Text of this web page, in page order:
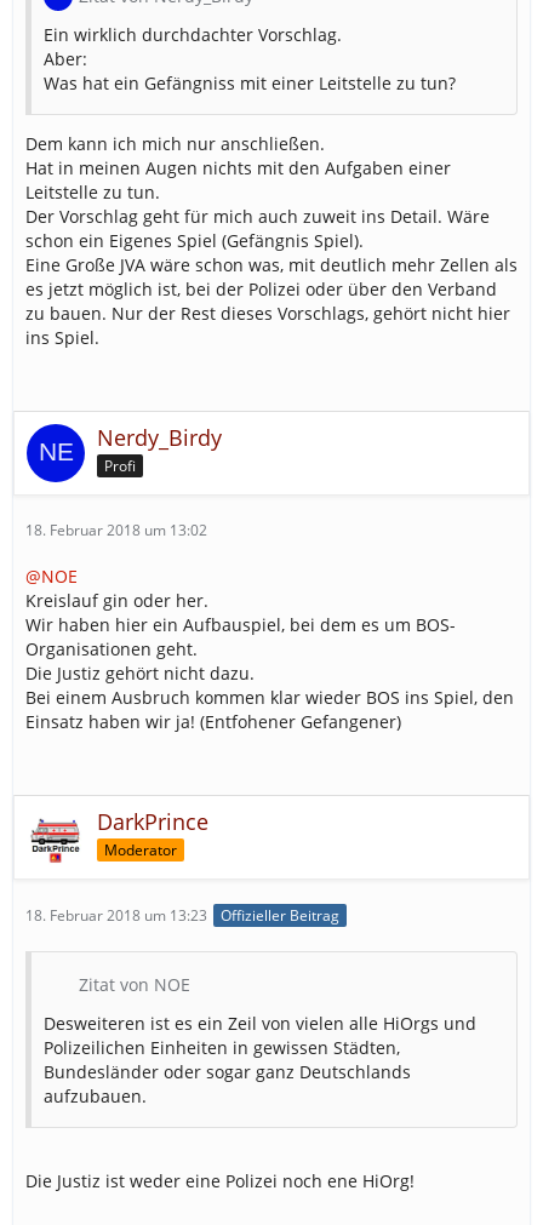
Ein wirklich durchdachter Vorschlag.
Aber:
Was hat ein Gefängniss mit einer Leitstelle zu tun?
Dem kann ich mich nur anschließen.
Hat in meinen Augen nichts mit den Aufgaben einer
Leitstelle zu tun.
Der Vorschlag geht für mich auch zuweit ins Detail. Wäre
schon ein Eigenes Spiel (Gefängnis Spiel).
Eine Große JVA wäre schon was, mit deutlich mehr Zellen als
es jetzt möglich ist, bei der Polizei oder über den Verband
zu bauen. Nur der Rest dieses Vorschlags, gehört nicht hier
ins Spiel.
Nerdy_Birdy
Profi
18. Februar 2018 um 13:02
@NOE
Kreislauf gin oder her.
Wir haben hier ein Aufbauspiel, bei dem es um BOS-
Organisationen geht.
Die Justiz gehört nicht dazu.
Bei einem Ausbruch kommen klar wieder BOS ins Spiel, den
Einsatz haben wir ja! (Entfohener Gefangener)
DarkPrince
Moderator
18. Februar 2018 um 13:23 Offizieller Beitrag
Zitat von NOE
Desweiteren ist es ein Zeil von vielen alle HiOrgs und
Polizeilichen Einheiten in gewissen Städten,
Bundesländer oder sogar ganz Deutschlands
aufzubauen.
Die Justiz ist weder eine Polizei noch ene HiOrg!